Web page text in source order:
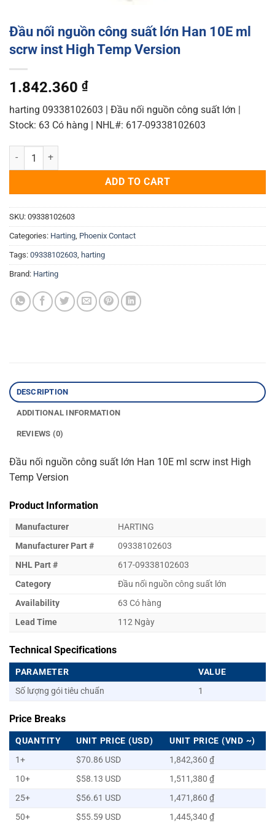
Đầu nối nguồn công suất lớn Han 10E ml
scrw inst High Temp Version
1.842.360 ₫
harting 09338102603 | Đầu nối nguồn công suất lớn |
Stock: 63 Có hàng | NHL#: 617-09338102603
Đầu nối nguồn công suất lớn Han 10E ml scrw inst High Temp
ADD TO CART
SKU: 09338102603
Categories: Harting Phoenix Contact
Tags: 09338102603 harting
Brand: Harting
DESCRIPTION
ADDITIONAL INFORMATION
REVIEWS (0)
Đầu nối nguồn công suất lớn Han 10E ml scrw inst High
Temp Version
Product Information
Manufacturer
HARTING
Manufacturer Part #
09338102603
NHL Part #
617-09338102603
Category
Đầu nối nguồn công suất lớn
Availability
63 Có hàng
Lead Time
112 Ngày
Technical Specifications
PARAMETER
VALUE
Số lượng gói tiêu chuẩn
1
Price Breaks
QUANTITY UNIT PRICE (USD)
UNIT PRICE (VND ~)
1+
$70.86 USD
1,842,360 ₫
10+
$58.13 USD
1,511,380 ₫
25+
$56.61 USD
1,471,860 ₫
50+
$55.59 USD 1,445,340 ₫